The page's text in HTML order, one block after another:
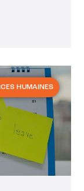
HUMAINES